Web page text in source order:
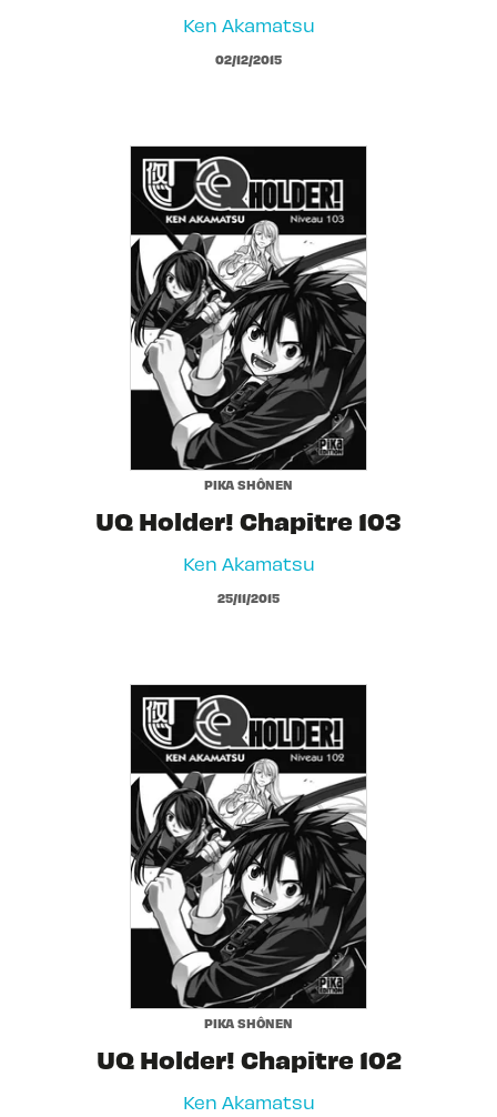
Ken Akamatsu
02/12/2015
PIKA SHÔNEN
UQ Holder! Chapitre 103
Ken Akamatsu
25/11/2015
PIKA SHÔNEN
UQ Holder! Chapitre 102
Ken Akamatsu